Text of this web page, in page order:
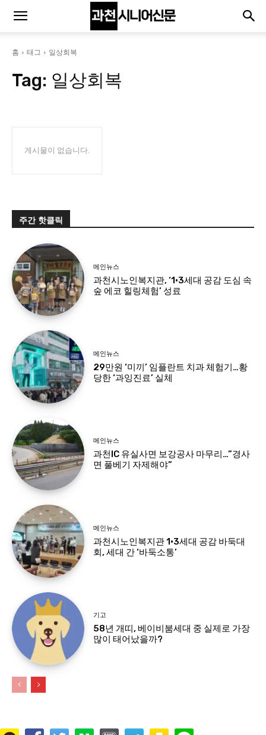
홈 태그 일상회복
Tag: 일상회복
게시물이 없습니다.
주간 핫클릭
메인뉴스
과천시노인복지관, ‘1·3세대 공감 도심 속
숲 에코 힐링체험’ 성료
메인뉴스
29만원 ‘미끼’ 임플란트 치과 체험기…황
당한 ‘과잉진료’ 실체
메인뉴스
과천IC 유실사면 보강공사 마무리…”경사
면 풀베기 자제해야”
메인뉴스
과천시노인복지관 1·3세대 공감 바둑대
회, 세대 간 ‘바둑소통’
기고
58년 개띠, 베이비붐세대 중 실제로 가장
많이 태어났을까?